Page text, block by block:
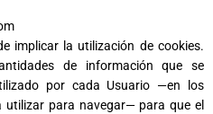
implicar la utilización de cookies.
de información que se
por cada Usuario —en los
utilizar para navegar— para que el